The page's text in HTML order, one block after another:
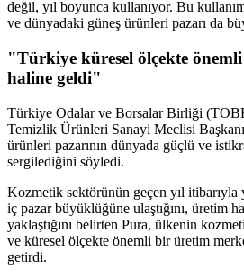
değil, yıl boyunca kullanıyor. Bu
ve dünyadaki güneş ürünleri pazarı da
"Türkiye küresel ölçekte
haline geldi"
Türkiye Odalar ve Borsalar Birliği
Temizlik Ürünleri Sanayi Meclisi
ürünleri pazarının dünyada güçlü ve
sergilediğini söyledi.
Kozmetik sektörünün geçen yıl itibarıyla
iç pazar büyüklüğüne ulaştığını, üretim
yaklaştığını belirten Pura, ülkenin
ve küresel ölçekte önemli bir üretim
getirdi.